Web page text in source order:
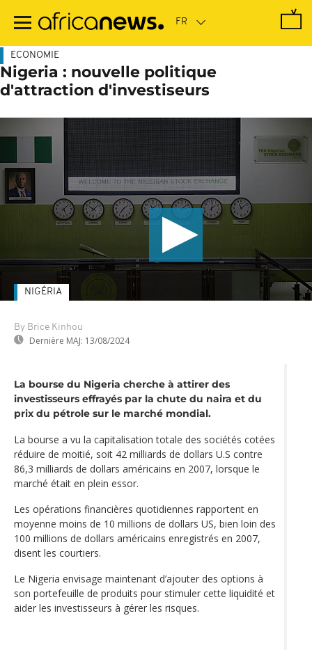
contenu
ECONOMIE
Nigeria : nouvelle politique
d'attraction d'investiseurs
By Brice Kinhou
Dernière MAJ: 13/08/2024
NIGÉRIA
La bourse du Nigeria cherche à attirer des
investisseurs effrayés par la chute du naira et du
prix du pétrole sur le marché mondial.
La bourse a vu la capitalisation totale des sociétés cotées
réduire de moitié, soit 42 milliards de dollars U.S contre
86,3 milliards de dollars américains en 2007, lorsque le
marché était en plein essor.
Les opérations financières quotidiennes rapportent en
moyenne moins de 10 millions de dollars US, bien loin des
100 millions de dollars américains enregistrés en 2007,
disent les courtiers.
Le Nigeria envisage maintenant d’ajouter des options à
son portefeuille de produits pour stimuler cette liquidité et
aider les investisseurs à gérer les risques.